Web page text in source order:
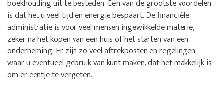
boekhouding uit te besteden. Eén van de grootste voordelen
is dat het u veel tijd en energie bespaart. De financiële
administratie is voor veel mensen ingewikkelde materie,
zeker na het kopen van een huis of het starten van een
onderneming. Er zijn zo veel aftrekposten en regelingen
waar u eventueel gebruik van kunt maken, dat het makkelijk is
om er eentje te vergeten.